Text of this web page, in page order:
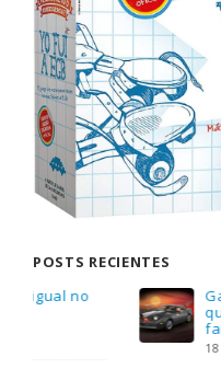
POSTS RECIENTES
Gana una de
que
fantástico
18 noviembre, 2022